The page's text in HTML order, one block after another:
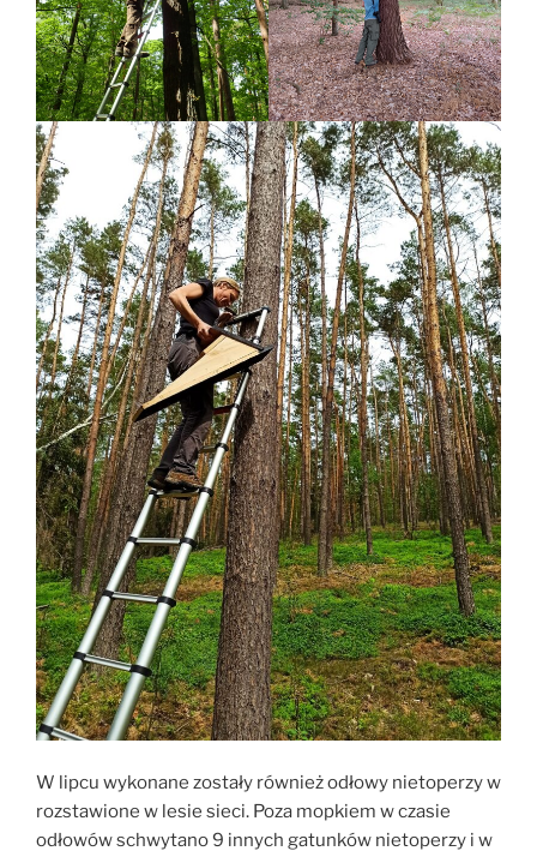
W lipcu wykonane zostały również odłowy nietoperzy w
rozstawione w lesie sieci. Poza mopkiem w czasie
odłowów schwytano 9 innych gatunków nietoperzy i w